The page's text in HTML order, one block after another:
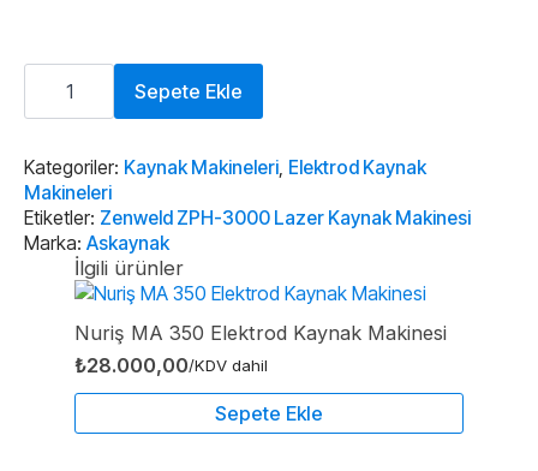
Zenweld
ZPH-
3000
Makinesi
adet
Sepete Ekle
Kategoriler: Kaynak Makineleri, Elektrod Kaynak
Makineleri
Etiketler: Zenweld ZPH-3000 Lazer Kaynak Makinesi
Marka: Askaynak
İlgili ürünler
Nuriş MA 350 Elektrod Kaynak Makinesi
₺28.000,00/KDV dahil
Sepete Ekle